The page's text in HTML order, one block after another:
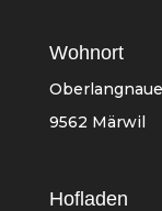
Wohnort
9562 Märwil
Hofladen